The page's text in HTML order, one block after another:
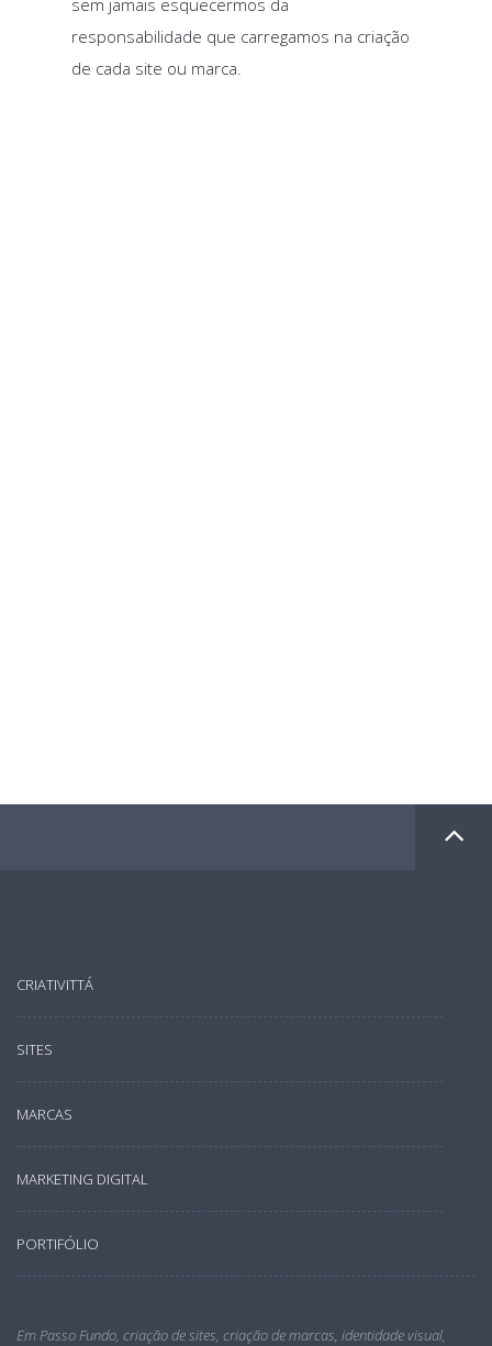
responsabilidade que carregamos na criação
de cada site ou marca.
CRIATIVITTÁ
SITES
MARCAS
MARKETING DIGITAL
PORTIFÓLIO
Em Passo Fundo, criação de sites, criação de marcas, identidade visual,